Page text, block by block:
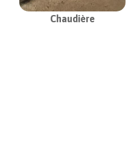
Chaudière